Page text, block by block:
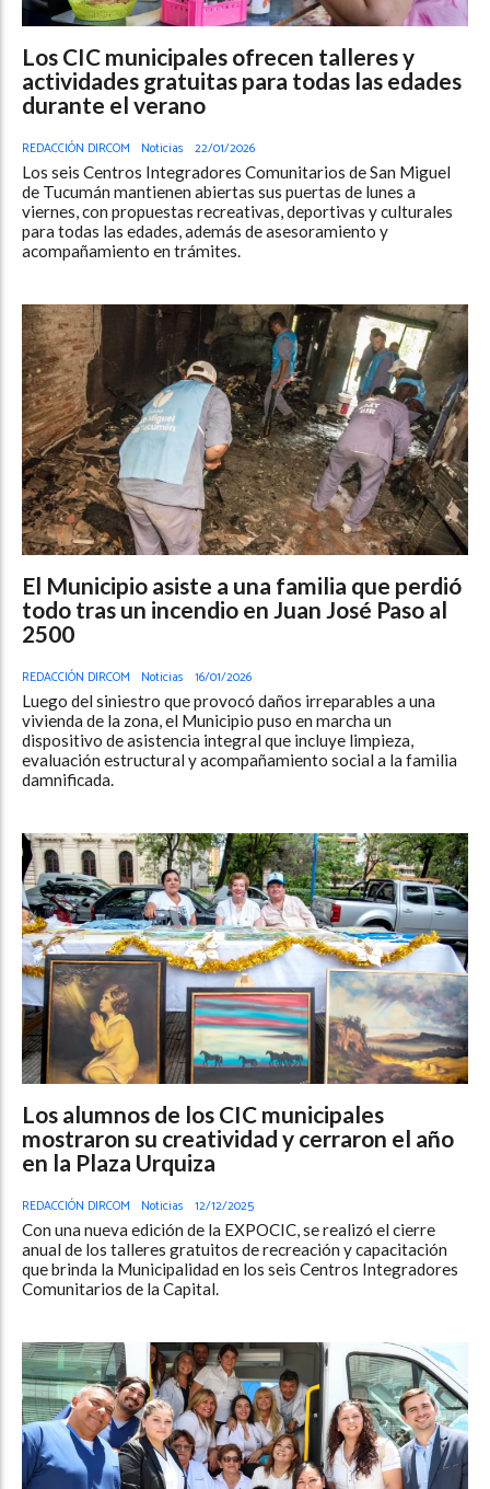
Los CIC municipales ofrecen talleres y
actividades gratuitas para todas las edades
durante el verano
REDACCIÓN DIRCOM Noticias 22/01/2026
Los seis Centros Integradores Comunitarios de San Miguel
de Tucumán mantienen abiertas sus puertas de lunes a
viernes, con propuestas recreativas, deportivas y culturales
para todas las edades, además de asesoramiento y
acompañamiento en trámites.
El Municipio asiste a una familia que perdió
todo tras un incendio en Juan José Paso al
2500
REDACCIÓN DIRCOM Noticias 16/01/2026
Luego del siniestro que provocó daños irreparables a una
vivienda de la zona, el Municipio puso en marcha un
dispositivo de asistencia integral que incluye limpieza,
evaluación estructural y acompañamiento social a la familia
damnificada.
Los alumnos de los CIC municipales
mostraron su creatividad y cerraron el año
en la Plaza Urquiza
REDACCIÓN DIRCOM Noticias 12/12/2025
Con una nueva edición de la EXPOCIC, se realizó el cierre
anual de los talleres gratuitos de recreación y capacitación
que brinda la Municipalidad en los seis Centros Integradores
Comunitarios de la Capital.